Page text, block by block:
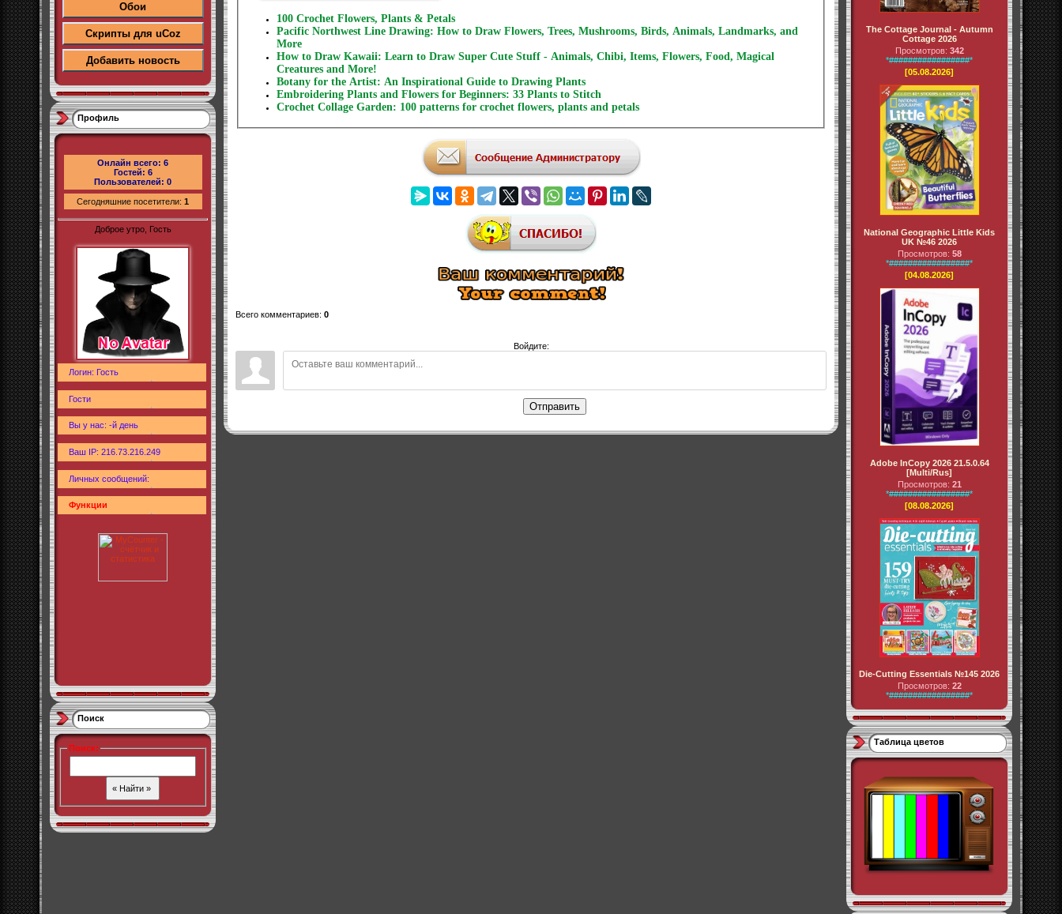
Обои
Скрипты для uCoz
Добавить новость
Профиль
Онлайн всего: 6
Гостей: 6
Пользователей: 0
Сегодняшние посетители: 1
Доброе утро, Гость
Логин: Гость
Гости
Вы у нас: -й день
Ваш IP: 216.73.216.249
Личных сообщений:
Функции
Поиск
Поиск:
100 Сrochet Flowers, Plants & Petals
Pacific Northwest Line Drawing: How to Draw Flowers, Trees, Mushrooms, Birds, Animals, Landmarks, and
More
How to Draw Kawaii: Learn to Draw Super Cute Stuff - Animals, Chibi, Items, Flowers, Food, Magical
Creatures and More!
Botany for the Artist: An Inspirational Guide to Drawing Plants
Embroidering Plants and Flowers for Beginners: 33 Plants to Stitch
Crochet Collage Garden: 100 patterns for crochet flowers, plants and petals
Всего комментариев: 0
Войдите:
Отправить
The Cottage Journal - Autumn
Cottage 2026
Просмотров: 342
*#################*
[05.08.2026]
National Geographic Little Kids
UK №46 2026
Просмотров: 58
*#################*
[04.08.2026]
Adobe InCopy 2026 21.5.0.64
[Multi/Rus]
Просмотров: 21
*#################*
[08.08.2026]
Die-Cutting Essentials №145 2026
Просмотров: 22
*#################*
Таблица цветов